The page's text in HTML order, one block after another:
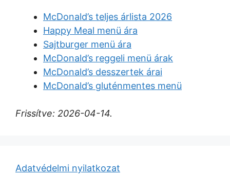
McDonald’s teljes árlista 2026
Happy Meal menü ára
Sajtburger menü ára
McDonald’s reggeli menü árak
McDonald’s desszertek árai
McDonald’s gluténmentes menü
Frissítve: 2026-04-14.
Adatvédelmi nyilatkozat